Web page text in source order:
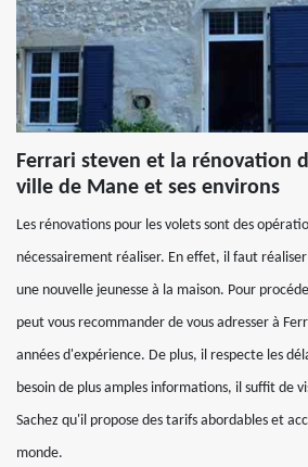
Ferrari steven et la rénovation
ville de Mane et ses environs
Les rénovations pour les volets sont des
nécessairement réaliser. En effet, il faut
une nouvelle jeunesse à la maison. Pour
peut vous recommander de vous adresser à
années d'expérience. De plus, il respecte les
besoin de plus amples informations, il suffit de
Sachez qu'il propose des tarifs abordables et
monde.